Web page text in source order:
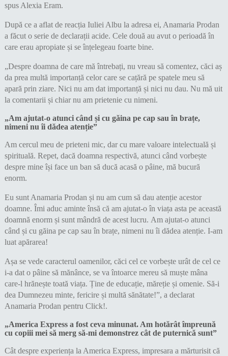
spus Alexia Eram.
După ce a aflat de reacția Iuliei Albu la adresa ei, Anamaria Prodan
a făcut o serie de declarații acide. Cele două au avut o perioadă în
care erau apropiate și se înțelegeau foarte bine.
„Despre doamna de care mă întrebați, nu vreau să comentez, căci aș
da prea multă importanță celor care se cațără pe spatele meu să
apară prin ziare. Nici nu am dat importanță și nici nu dau. Nu mă uit
la comentarii și chiar nu am prietenie cu nimeni.
„Am ajutat-o atunci când și cu găina pe cap sau în brațe,
nimeni nu îi dădea atenție”
Am cercul meu de prieteni mic, dar cu mare valoare intelectuală și
spirituală. Repet, dacă doamna respectivă, atunci când vorbește
despre mine își face un ban să ducă acasă o pâine, mă bucură
enorm.
Eu sunt Anamaria Prodan și nu am cum să dau atenție acestor
doamne. Îmi aduc aminte însă că am ajutat-o în viața asta pe această
doamnă enorm și sunt mândră de acest lucru. Am ajutat-o atunci
când și cu găina pe cap sau în brațe, nimeni nu îi dădea atenție. I-am
luat apărarea!
Așa se vede caracterul oamenilor, căci cel ce vorbește urât de cel ce
i-a dat o pâine să mănânce, se va întoarce mereu să muște mâna
care-l hrănește toată viața. Ține de educație, măreție și omenie. Să-i
dea Dumnezeu minte, fericire și multă sănătate!”, a declarat
Anamaria Prodan pentru Click!.
„America Express a fost ceva minunat. Am hotărât împreună
cu copiii mei să merg să-mi demonstrez cât de puternică sunt”
Cât despre experiența la America Express, impresara a mărturisit că